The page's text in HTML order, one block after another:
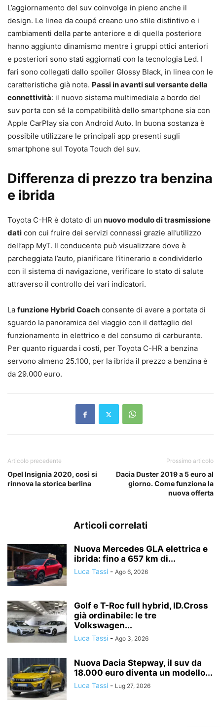
L’aggiornamento del suv coinvolge in pieno anche il
design. Le linee da coupé creano uno stile distintivo e i
cambiamenti della parte anteriore e di quella posteriore
hanno aggiunto dinamismo mentre i gruppi ottici anteriori
e posteriori sono stati aggiornati con la tecnologia Led. I
fari sono collegati dallo spoiler Glossy Black, in linea con le
caratteristiche già note. Passi in avanti sul versante della
connettività: il nuovo sistema multimediale a bordo del
suv porta con sé la compatibilità dello smartphone sia con
Apple CarPlay sia con Android Auto. In buona sostanza è
possibile utilizzare le principali app presenti sugli
smartphone sul Toyota Touch del suv.
Differenza di prezzo tra benzina
e ibrida
Toyota C-HR è dotato di un nuovo modulo di trasmissione
dati con cui fruire dei servizi connessi grazie all’utilizzo
dell’app MyT. Il conducente può visualizzare dove è
parcheggiata l’auto, pianificare l’itinerario e condividerlo
con il sistema di navigazione, verificare lo stato di salute
attraverso il controllo dei vari indicatori.
La funzione Hybrid Coach consente di avere a portata di
sguardo la panoramica del viaggio con il dettaglio del
funzionamento in elettrico e del consumo di carburante.
Per quanto riguarda i costi, per Toyota C-HR a benzina
servono almeno 25.100, per la ibrida il prezzo a benzina è
da 29.000 euro.
Articolo precedente
Opel Insignia 2020, così si
rinnova la storica berlina
Prossimo articolo
Dacia Duster 2019 a 5 euro al
giorno. Come funziona la
nuova offerta
Articoli correlati
Nuova Mercedes GLA elettrica e
ibrida: fino a 657 km di...
Luca Tassi - Ago 6, 2026
Golf e T-Roc full hybrid, ID.Cross
già ordinabile: le tre
Volkswagen...
Luca Tassi - Ago 3, 2026
Nuova Dacia Stepway, il suv da
18.000 euro diventa un modello...
Luca Tassi - Lug 27, 2026